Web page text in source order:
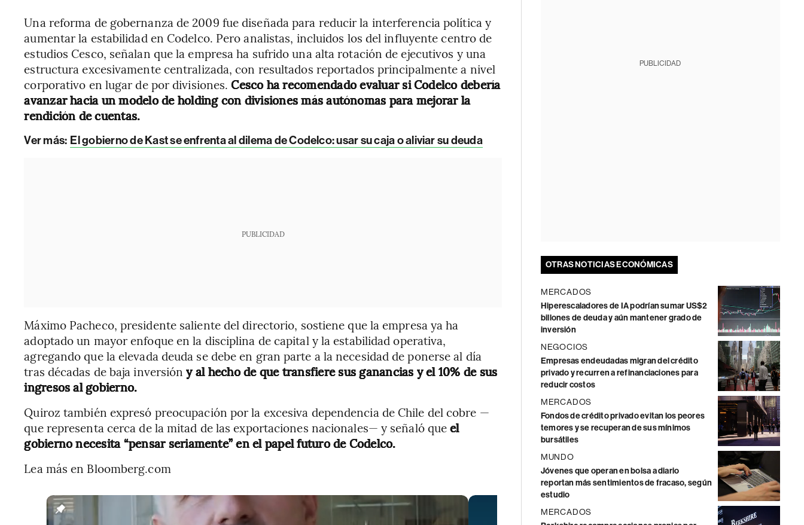
Una reforma de gobernanza de 2009 fue diseñada para reducir la interferencia política y
aumentar la estabilidad en Codelco. Pero analistas, incluidos los del influyente centro de
estudios Cesco, señalan que la empresa ha sufrido una alta rotación de ejecutivos y una
estructura excesivamente centralizada, con resultados reportados principalmente a nivel
corporativo en lugar de por divisiones.Cesco ha recomendado evaluar si Codelco debería
avanzar hacia un modelo de holding con divisiones más autónomas para mejorar la
rendición de cuentas.
Ver más: El gobierno de Kast se enfrenta al dilema de Codelco: usar su caja o aliviar su deuda
PUBLICIDAD
Máximo Pacheco, presidente saliente del directorio, sostiene que la empresa ya ha
adoptado un mayor enfoque en la disciplina de capital y la estabilidad operativa,
agregando que la elevada deuda se debe en gran parte a la necesidad de ponerse al día
tras décadas de baja inversióny al hecho de que transfiere sus ganancias y el 10% de sus
ingresos al gobierno.
Quiroz también expresó preocupación por la excesiva dependencia de Chile del cobre —
que representa cerca de la mitad de las exportaciones nacionales— y señaló queel
gobierno necesita “pensar seriamente” en el papel futuro de Codelco.
Lea más en Bloomberg.com
PUBLICIDAD
OTRAS NOTICIAS ECONÓMICAS
MERCADOS
Hiperescaladores de IA podrían sumar US$2
billones de deuda y aún mantener grado de
inversión
NEGOCIOS
Empresas endeudadas migran del crédito
privado y recurren a refinanciaciones para
reducir costos
MERCADOS
Fondos de crédito privado evitan los peores
temores y se recuperan de sus mínimos
bursátiles
MUNDO
Jóvenes que operan en bolsa a diario
reportan más sentimientos de fracaso, según
estudio
MERCADOS